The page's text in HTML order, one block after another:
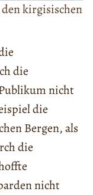
kirgisischen
die
nicht
die
Bergen, als
die
nicht